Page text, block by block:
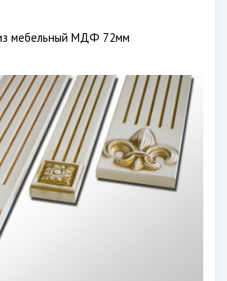
мебельный МДФ 72мм